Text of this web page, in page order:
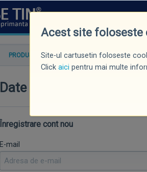
PRODUSE COMANDĂ
Date personale
Înregistrare cont nou
E-mail
Acest site foloseste
Site-ul cartusetin foloseste
Clickaici pentru mai multe